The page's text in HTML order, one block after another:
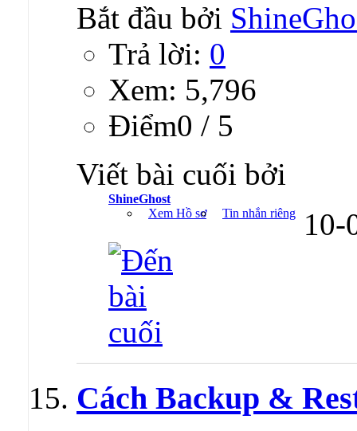
Bắt đầu bởi
Trả lời: 0
Xem: 5,796
Ðiểm0 / 5
Viết bài cuối bởi
ShineGhost
Xem Hồ sơ
Tin nhắn riêng
Cách Backup &